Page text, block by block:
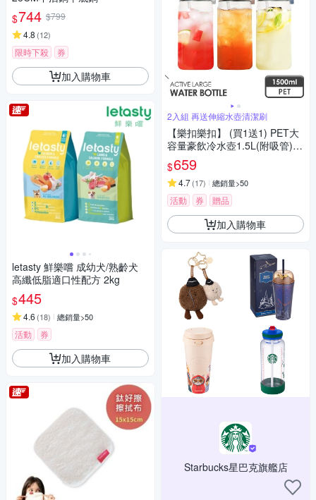
$744 $799
4.8 (12)
限時下殺 券
加入購物車
letasty 鮮樂嚐 成幼犬/熟齡犬
高纖低脂適口性配方 2kg
$445
4.6 (18) 總銷量>50
活動 券
加入購物車
2入組 再送伸縮水壺清潔刷
【樂扣樂扣】 (買1送1) PET大
容量豪飲冷水壺1.5L(附吸管)
(三色任選)
$659
4.7(17) 總銷量>50
活動 券 贈品
加入購物車
Starbucks星巴克旗艦店